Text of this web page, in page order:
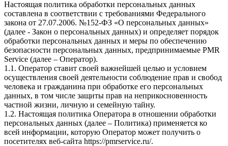
Настоящая политика обработки персональных данных
составлена в соответствии с требованиями Федерального
закона от 27.07.2006. №152-ФЗ «О персональных данных»
(далее - Закон о персональных данных) и определяет порядок
обработки персональных данных и меры по обеспечению
безопасности персональных данных, предпринимаемые PMR
Service (далее – Оператор).
1.1. Оператор ставит своей важнейшей целью и условием
осуществления своей деятельности соблюдение прав и свобод
человека и гражданина при обработке его персональных
данных, в том числе защиты прав на неприкосновенность
частной жизни, личную и семейную тайну.
1.2. Настоящая политика Оператора в отношении обработки
персональных данных (далее – Политика) применяется ко
всей информации, которую Оператор может получить о
посетителях веб-сайта https://pmrservice.ru/.